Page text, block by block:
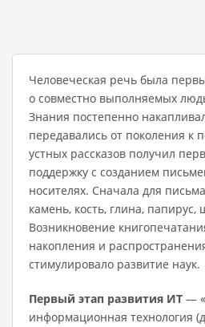
Человеческая речь была
о совместно выполняемых
Знания постепенно
передавались от поколения к
устных рассказов получил
поддержку с созданием
носителях. Сначала для
камень, кость, глина,
Возникно­вение
накопления и
стимулировало развитие наук.
Первый этап развития ИТ —
информационная техноло­гия